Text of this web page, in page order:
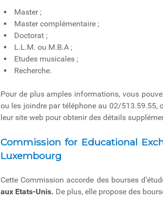
Master ;
Master complémentaire ;
Doctorat ;
L.L.M. ou M.B.A ;
Etudes musicales ;
Recherche.
Pour de plus amples informations, vous
ou les joindre par téléphone au 02/513.59.55,
leur site web pour obtenir des détails
Commission for Educational
Luxembourg
Cette Commission accorde des bourses
aux Etats-Unis. De plus, elle propose des